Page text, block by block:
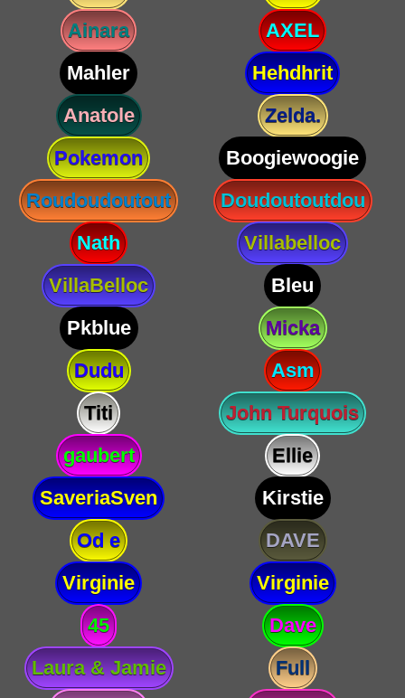
Ainara
AXEL
Mahler
Hehdhrit
Anatole
Zelda.
Pokemon
Boogiewoogie
Roudoudoutout
Doudoutoutdou
Nath
Villabelloc
VillaBelloc
Bleu
Pkblue
Micka
Dudu
Asm
Titi
John Turquois
gaubert
Ellie
SaveriaSven
Kirstie
Od e
DAVE
Virginie
Virginie
45
Dave
Laura & Jamie
Full